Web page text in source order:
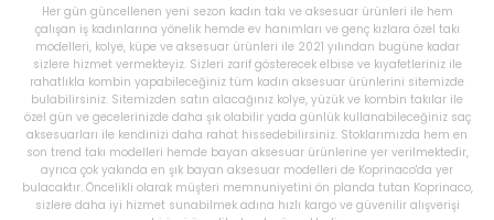
Her gün güncellenen yeni sezon kadın takı ve aksesuar ürünleri ile hem
çalışan iş kadınlarına yönelik hemde ev hanımları ve genç kızlara özel takı
modelleri, kolye, küpe ve aksesuar ürünleri ile 2021 yılından bugüne kadar
sizlere hizmet vermekteyiz. Sizleri zarif gösterecek elbise ve kıyafetleriniz ile
rahatlıkla kombin yapabileceğiniz tüm kadın aksesuar ürünlerini sitemizde
bulabilirsiniz. Sitemizden satın alacağınız kolye, yüzük ve kombin takılar ile
özel gün ve gecelerinizde daha şık olabilir yada günlük kullanabileceğiniz saç
aksesuarları ile kendinizi daha rahat hissedebilirsiniz. Stoklarımızda hem en
son trend takı modelleri hemde bayan aksesuar ürünlerine yer verilmektedir,
ayrıca çok yakında en şık bayan aksesuar modelleri de Koprinaco'da yer
bulacaktır. Öncelikli olarak müşteri memnuniyetini ön planda tutan Koprinaco,
sizlere daha iyi hizmet sunabilmek adına hızlı kargo ve güvenilir alışverişi